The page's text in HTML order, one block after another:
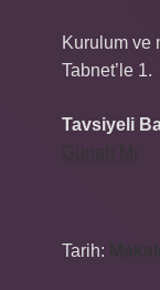
Kurulum ve
Tabnet’le 1.
Tavsiyeli
Tarih: